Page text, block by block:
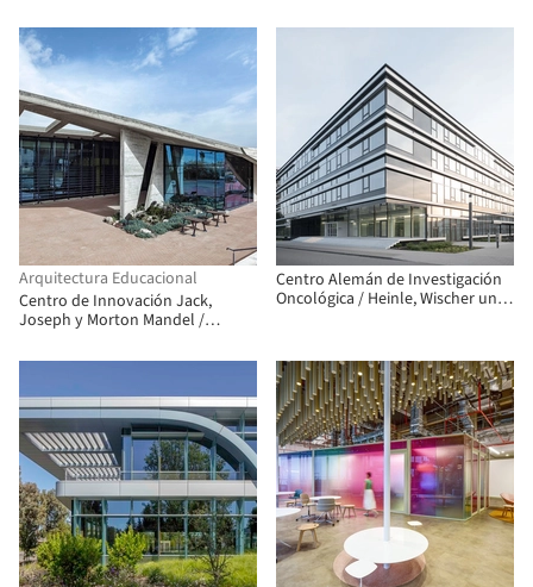
Williams
Arquitectura Educacional
Centro de Innovación Jack,
Joseph y Morton Mandel /
Centro Alemán de Investigación
Oncológica / Heinle, Wischer und